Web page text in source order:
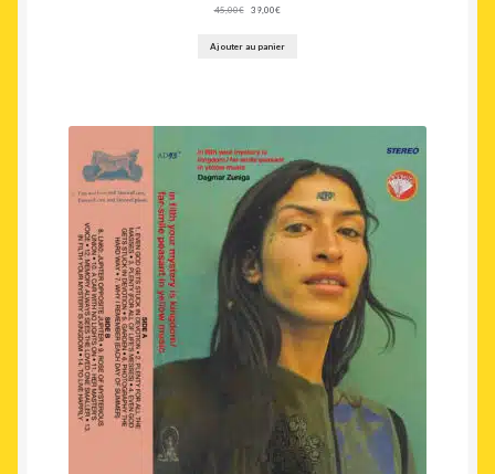
45,00€ Le
était :
39,00€Le
est :
Ajouter au panier